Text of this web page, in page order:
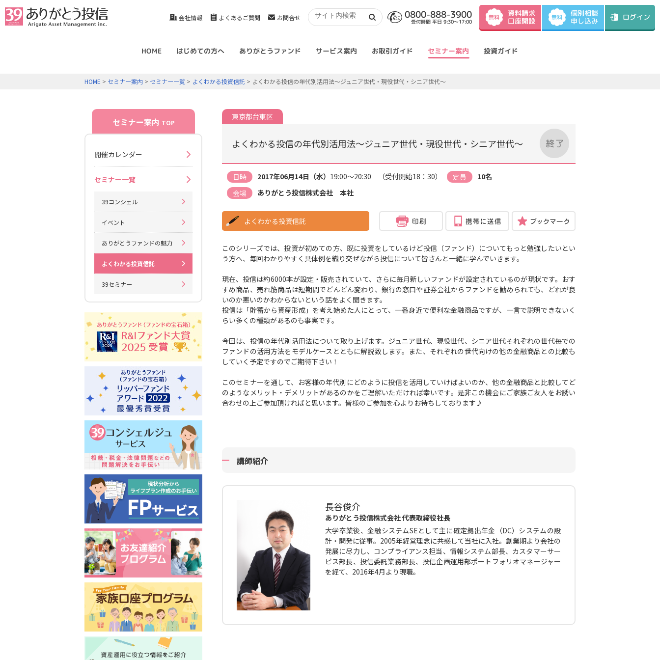
会社情報 よくあるご質問 お問合せ 0800-888-3900
受付時間 平日 9:30～17:00
無料 資料請求
口座開設 無料 個別相談
申し込み ログイン
HOME はじめての方へ ありがとうファンド サービス案内 お取引ガイド セミナー案内 投資ガイド
HOME > セミナー案内 > セミナー一覧 > よくわかる投資信託 > よくわかる投信の年代別活用法～ジュニア世代・現役世代・シニア世代～
東京都台東区
よくわかる投信の年代別活用法～ジュニア世代・現役世代・シニア世代～
日時 2017年06月14日（水） 19:00～20:30 （受付開始18：30） 定員
10名
会場
ありがとう投信株式会社 本社
よくわかる投資信託
このシリーズでは、投資が初めての方、既に投資をしているけど投信（ファンド）についてもっと勉強したいとい
う方へ、毎回わかりやすく具体例を織り交ぜながら投信について皆さんと一緒に学んでいきます。
現在、投信は約6000本が設定・販売されていて、さらに毎月新しいファンドが設定されているのが現状です。おす
すめ商品、売れ筋商品は短期間でどんどん変わり、銀行の窓口や証券会社からファンドを勧められても、どれが良
いのか悪いのかわからないという話をよく聞きます。
投信は「貯蓄から資産形成」を考え始めた人にとって、一番身近で便利な金融商品ですが、一言で説明できないく
らい多くの種類があるのも事実です。
今回は、投信の年代別活用法について取り上げます。ジュニア世代、現役世代、シニア世代それぞれの世代毎での
ファンドの活用方法をモデルケースとともに解説致します。また、それぞれの世代向けの他の金融商品との比較も
していく予定ですのでご期待下さい！
このセミナーを通して、お客様の年代別にどのように投信を活用していけばよいのか、他の金融商品と比較してど
のようなメリット・デメリットがあるのかをご理解いただければ幸いです。是非この機会にご家族ご友人をお誘い
合わせの上ご参加頂ければと思います。皆様のご参加を心よりお待ちしております♪
講師紹介
長谷俊介
ありがとう投信株式会社 代表取締役社長
大学卒業後、金融システムSEとして主に確定拠出年金（DC）システムの設
計・開発に従事。2005年経営理念に共感して当社に入社。創業期より会社の
発展に尽力し、コンプライアンス担当、情報システム部長、カスタマーサー
ビス部長、投信委託業務部長、投信企画運用部ポートフォリオマネージャー
を経て、2016年4月より現職。
セミナー案内 TOP
開催カレンダー
セミナー一覧
39コンシェル
イベント
ありがとうファンドの魅力
よくわかる投資信託
39セミナー